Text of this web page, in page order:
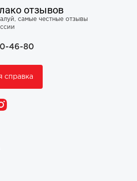
отзывов
самые честные отзывы
46-80
справка